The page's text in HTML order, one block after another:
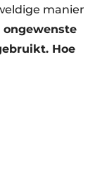
manier
ongewenste
Hoe